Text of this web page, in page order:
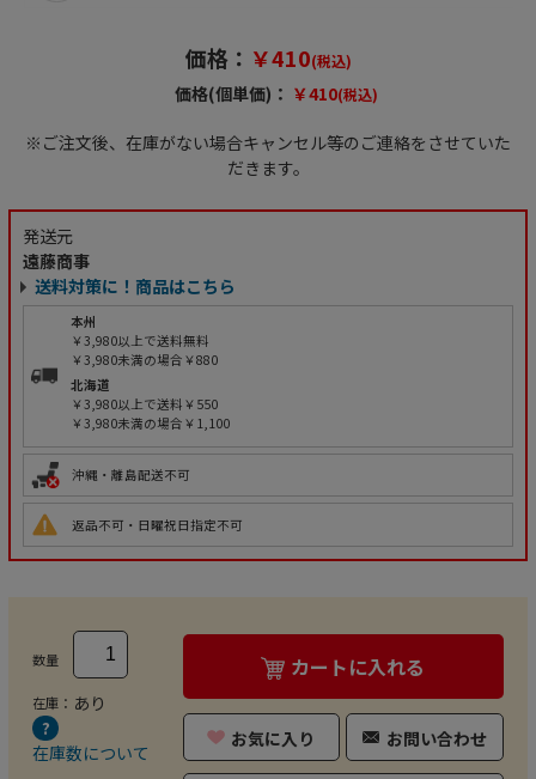
価格： ￥410(税込)
価格(個単価)： ￥410(税込)
※ご注文後、在庫がない場合キャンセル等のご連絡をさせていた
だきます。
発送元
遠藤商事
送料対策に！商品はこちら
本州
￥3,980以上で送料無料
￥3,980未満の場合￥880
北海道
￥3,980以上で送料￥550
￥3,980未満の場合￥1,100
沖縄・離島配送不可
返品不可・日曜祝日指定不可
数量
在庫： あり
在庫数について
カートに入れる
お気に入り お問い合わせ